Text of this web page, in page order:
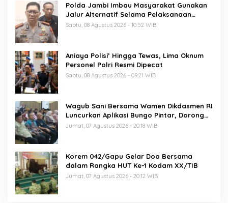
Polda Jambi Imbau Masyarakat Gunakan
Jalur Alternatif Selama Pelaksanaan
Presisi Merdeka Run 2026
Sabtu, 08 Agustus 2026 - 10:52 WIB
Aniaya Polisi’ Hingga Tewas, Lima Oknum
Personel Polri Resmi Dipecat
Sabtu, 08 Agustus 2026 - 09:21 WIB
Wagub Sani Bersama Wamen Dikdasmen RI
Luncurkan Aplikasi Bungo Pintar, Dorong
Transformasi Digital Pendidikan di Jambi
Jumat, 07 Agustus 2026 - 20:18 WIB
Korem 042/Gapu Gelar Doa Bersama
dalam Rangka HUT Ke-1 Kodam XX/TIB
Jumat, 07 Agustus 2026 - 20:12 WIB